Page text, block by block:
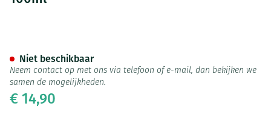
€ 14,90
Niet beschikbaar
Neem contact op met ons via telefoon of e-mail, dan bekijken we
samen de mogelijkheden.